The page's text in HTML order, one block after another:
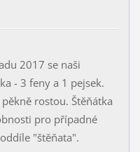
2017 se naši
- 3 feny a 1 pejsek.
rostou. Štěňátka
pro případné
"štěňata".